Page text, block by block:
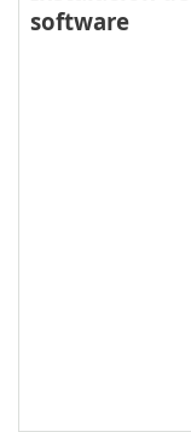
software